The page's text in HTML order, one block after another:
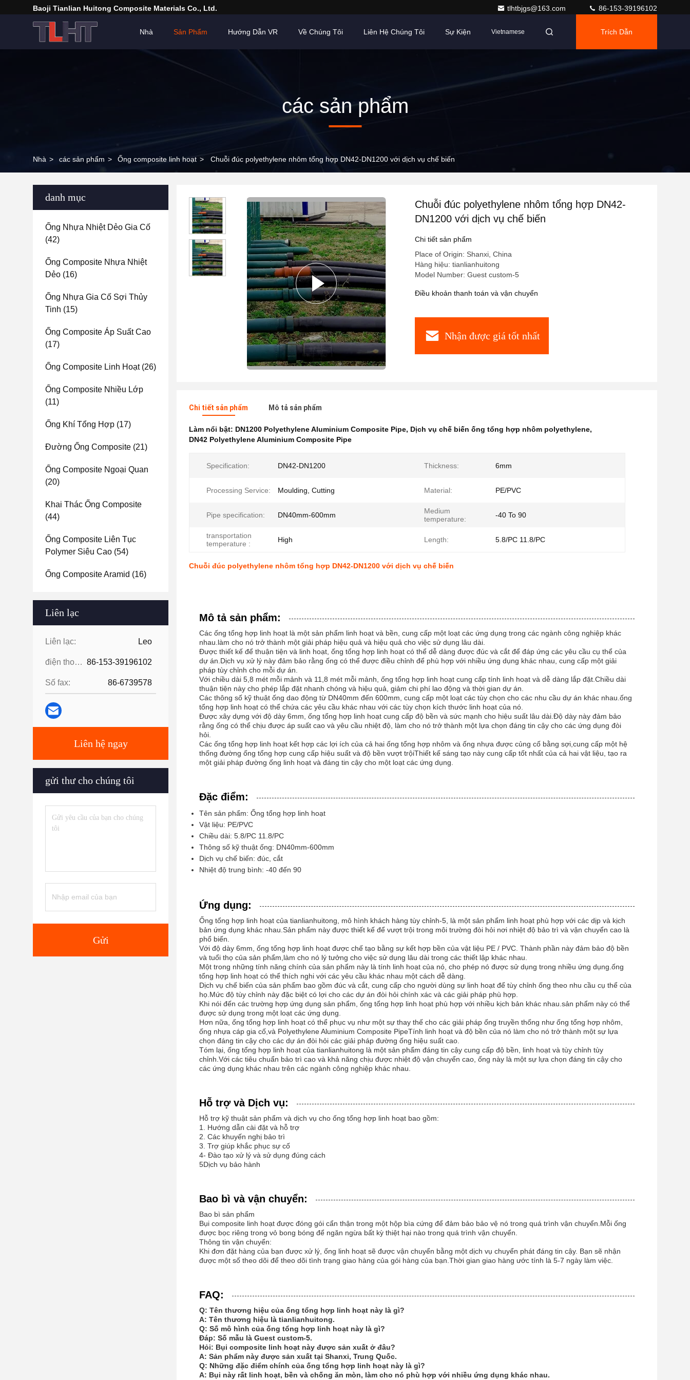
Baoji Tianlian Huitong Composite Materials Co., Ltd. tlhtbjgs@163.com 86-153-39196102
Nhà Sản Phẩm Hướng Dẫn VR Về Chúng Tôi Liên Hệ Chúng Tôi Sự Kiện Vietnamese Trích Dẫn
các sản phẩm
Nhà > các sản phẩm > Ống composite linh hoạt > Chuỗi đúc polyethylene nhôm tổng hợp DN42-DN1200 với dịch vụ chế biến
danh mục
Ống Nhựa Nhiệt Dẻo Gia Cố
(42)
Ống Composite Nhựa Nhiệt
Dẻo (16)
Ống Nhựa Gia Cố Sợi Thủy
Tinh (15)
Ống Composite Áp Suất Cao
(17)
Ống Composite Linh Hoạt(26)
Ống Composite Nhiều Lớp
(11)
Ống Khí Tổng Hợp (17)
Đường Ống Composite (21)
Ống Composite Ngoại Quan
(20)
Khai Thác Ống Composite
(44)
Ống Composite Liên Tục
Polymer Siêu Cao (54)
Ống Composite Aramid (16)
Liên lạc
Liên lạc: Leo
điện thoại: 86-153-39196102
Số fax: 86-6739578
Liên hệ ngay
gửi thư cho chúng tôi
Gửi
Chuỗi đúc polyethylene nhôm tổng hợp DN42-
DN1200 với dịch vụ chế biến
Chi tiết sản phẩm
Place of Origin: Shanxi, China
Hàng hiệu: tianlianhuitong
Model Number: Guest custom-5
Điều khoản thanh toán và vận chuyển
Nhận được giá tốt nhất
Chi tiết sản phẩm Mô tả sản phẩm
Làm nổi bật: DN1200 Polyethylene Aluminium Composite Pipe, Dịch vụ chế biến ống tổng hợp nhôm polyethylene,
DN42 Polyethylene Aluminium Composite Pipe
Specification: DN42-DN1200 Thickness: 6mm
Processing Service: Moulding, Cutting Material: PE/PVC
Pipe specification: DN40mm-600mm
Medium
temperature:
-40 To 90
transportation
temperature :
High Length: 5.8/PC 11.8/PC
Chuỗi đúc polyethylene nhôm tổng hợp DN42-DN1200 với dịch vụ chế biến
Mô tả sản phẩm:
Các ống tổng hợp linh hoạt là một sản phẩm linh hoạt và bền, cung cấp một loạt các ứng dụng trong các ngành công nghiệp khác
nhau.làm cho nó trở thành một giải pháp hiệu quả và hiệu quả cho việc sử dụng lâu dài.
Được thiết kế để thuận tiện và linh hoạt, ống tổng hợp linh hoạt có thể dễ dàng được đúc và cắt để đáp ứng các yêu cầu cụ thể của
dự án.Dịch vụ xử lý này đảm bảo rằng ống có thể được điều chỉnh để phù hợp với nhiều ứng dụng khác nhau, cung cấp một giải
pháp tùy chỉnh cho mỗi dự án.
Với chiều dài 5,8 mét mỗi mảnh và 11,8 mét mỗi mảnh, ống tổng hợp linh hoạt cung cấp tính linh hoạt và dễ dàng lắp đặt.Chiều dài
thuận tiện này cho phép lắp đặt nhanh chóng và hiệu quả, giảm chi phí lao động và thời gian dự án.
Các thông số kỹ thuật ống dao động từ DN40mm đến 600mm, cung cấp một loạt các tùy chọn cho các nhu cầu dự án khác nhau.ống
tổng hợp linh hoạt có thể chứa các yêu cầu khác nhau với các tùy chọn kích thước linh hoạt của nó.
Được xây dựng với độ dày 6mm, ống tổng hợp linh hoạt cung cấp độ bền và sức mạnh cho hiệu suất lâu dài.Độ dày này đảm bảo
rằng ống có thể chịu được áp suất cao và yêu cầu nhiệt độ, làm cho nó trở thành một lựa chọn đáng tin cậy cho các ứng dụng đòi
hỏi.
Các ống tổng hợp linh hoạt kết hợp các lợi ích của cả hai ống tổng hợp nhôm và ống nhựa được củng cố bằng sợi,cung cấp một hệ
thống đường ống tổng hợp cung cấp hiệu suất và độ bền vượt trộiThiết kế sáng tạo này cung cấp tốt nhất của cả hai vật liệu, tạo ra
một giải pháp đường ống linh hoạt và đáng tin cậy cho một loạt các ứng dụng.
Đặc điểm:
Tên sản phẩm: Ống tổng hợp linh hoạt
Vật liệu: PE/PVC
Chiều dài: 5.8/PC 11.8/PC
Thông số kỹ thuật ống: DN40mm-600mm
Dịch vụ chế biến: đúc, cắt
Nhiệt độ trung bình: -40 đến 90
Ứng dụng:
Ống tổng hợp linh hoạt của tianlianhuitong, mô hình khách hàng tùy chỉnh-5, là một sản phẩm linh hoạt phù hợp với các dịp và kịch
bản ứng dụng khác nhau.Sản phẩm này được thiết kế để vượt trội trong môi trường đòi hỏi nơi nhiệt độ bảo trì và vận chuyển cao là
phổ biến.
Với độ dày 6mm, ống tổng hợp linh hoạt được chế tạo bằng sự kết hợp bền của vật liệu PE / PVC. Thành phần này đảm bảo độ bền
và tuổi thọ của sản phẩm,làm cho nó lý tưởng cho việc sử dụng lâu dài trong các thiết lập khác nhau.
Một trong những tính năng chính của sản phẩm này là tính linh hoạt của nó, cho phép nó được sử dụng trong nhiều ứng dụng.ống
tổng hợp linh hoạt có thể thích nghi với các yêu cầu khác nhau một cách dễ dàng.
Dịch vụ chế biến của sản phẩm bao gồm đúc và cắt, cung cấp cho người dùng sự linh hoạt để tùy chỉnh ống theo nhu cầu cụ thể của
họ.Mức độ tùy chỉnh này đặc biệt có lợi cho các dự án đòi hỏi chính xác và các giải pháp phù hợp.
Khi nói đến các trường hợp ứng dụng sản phẩm, ống tổng hợp linh hoạt phù hợp với nhiều kịch bản khác nhau.sản phẩm này có thể
được sử dụng trong một loạt các ứng dụng.
Hơn nữa, ống tổng hợp linh hoạt có thể phục vụ như một sự thay thế cho các giải pháp ống truyền thống như ống tổng hợp nhôm,
ống nhựa cáp gia cố,và Polyethylene Aluminium Composite PipeTính linh hoạt và độ bền của nó làm cho nó trở thành một sự lựa
chọn đáng tin cậy cho các dự án đòi hỏi các giải pháp đường ống hiệu suất cao.
Tóm lại, ống tổng hợp linh hoạt của tianlianhuitong là một sản phẩm đáng tin cậy cung cấp độ bền, linh hoạt và tùy chỉnh tùy
chỉnh.Với các tiêu chuẩn bảo trì cao và khả năng chịu được nhiệt độ vận chuyển cao, ống này là một sự lựa chọn đáng tin cậy cho
các ứng dụng khác nhau trên các ngành công nghiệp khác nhau.
Hỗ trợ và Dịch vụ:
Hỗ trợ kỹ thuật sản phẩm và dịch vụ cho ống tổng hợp linh hoạt bao gồm:
1. Hướng dẫn cài đặt và hỗ trợ
2. Các khuyến nghị bảo trì
3. Trợ giúp khắc phục sự cố
4- Đào tạo xử lý và sử dụng đúng cách
5Dịch vụ bảo hành
Bao bì và vận chuyển:
Bao bì sản phẩm
Bụi composite linh hoạt được đóng gói cẩn thận trong một hộp bìa cứng để đảm bảo bảo vệ nó trong quá trình vận chuyển.Mỗi ống
được bọc riêng trong vỏ bong bóng để ngăn ngừa bất kỳ thiệt hại nào trong quá trình vận chuyển.
Thông tin vận chuyển:
Khi đơn đặt hàng của bạn được xử lý, ống linh hoạt sẽ được vận chuyển bằng một dịch vụ chuyển phát đáng tin cậy. Bạn sẽ nhận
được một số theo dõi để theo dõi tình trạng giao hàng của gói hàng của bạn.Thời gian giao hàng ước tính là 5-7 ngày làm việc.
FAQ:
Q: Tên thương hiệu của ống tổng hợp linh hoạt này là gì?
A: Tên thương hiệu là tianlianhuitong.
Q: Số mô hình của ống tổng hợp linh hoạt này là gì?
Đáp: Số mẫu là Guest custom-5.
Hỏi: Bụi composite linh hoạt này được sản xuất ở đâu?
A: Sản phẩm này được sản xuất tại Shanxi, Trung Quốc.
Q: Những đặc điểm chính của ống tổng hợp linh hoạt này là gì?
A: Bụi này rất linh hoạt, bền và chống ăn mòn, làm cho nó phù hợp với nhiều ứng dụng khác nhau.